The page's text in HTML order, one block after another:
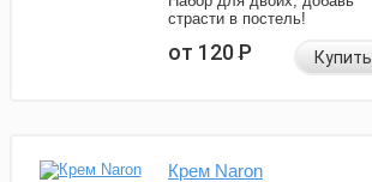
страсти в постель!
от 120Р Купить
Крем Naron